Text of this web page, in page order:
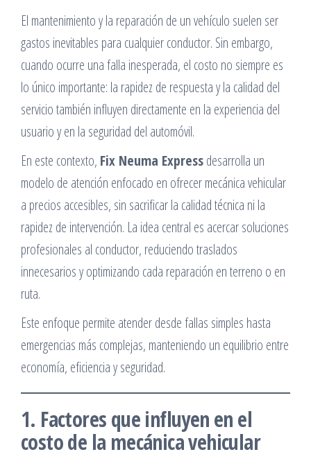
El mantenimiento y la reparación de un vehículo suelen ser
gastos inevitables para cualquier conductor. Sin embargo,
cuando ocurre una falla inesperada, el costo no siempre es
lo único importante: la rapidez de respuesta y la calidad del
servicio también influyen directamente en la experiencia del
usuario y en la seguridad del automóvil.
En este contexto, Fix Neuma Expressdesarrolla un
modelo de atención enfocado en ofrecer mecánica vehicular
a precios accesibles, sin sacrificar la calidad técnica ni la
rapidez de intervención. La idea central es acercar soluciones
profesionales al conductor, reduciendo traslados
innecesarios y optimizando cada reparación en terreno o en
ruta.
Este enfoque permite atender desde fallas simples hasta
emergencias más complejas, manteniendo un equilibrio entre
economía, eficiencia y seguridad.
1. Factores que influyen en el
costo de la mecánica vehicular